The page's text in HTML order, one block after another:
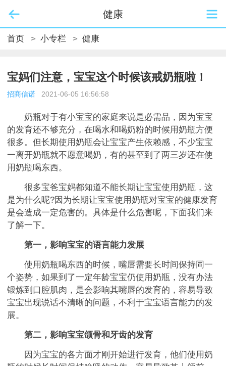
健康
首页 > 小专栏 > 健康
宝妈们注意，宝宝这个时候该戒奶瓶啦！
招商信诺 2021-06-05 16:56:58
奶瓶对于有小宝宝的家庭来说是必需品，因为宝宝
的发育还不够充分，在喝水和喝奶粉的时候用奶瓶方便
很多。但长期使用奶瓶会让宝宝产生依赖感，不少宝宝
一离开奶瓶就不愿意喝奶，有的甚至到了两三岁还在使
用奶瓶喝东西。
很多宝爸宝妈都知道不能长期让宝宝使用奶瓶，这
是为什么呢?因为长期让宝宝使用奶瓶对宝宝的健康发育
是会造成一定危害的。具体是什么危害呢，下面我们来
了解一下。
第一，影响宝宝的语言能力发展
使用奶瓶喝东西的时候，嘴唇需要长时间保持同一
个姿势，如果到了一定年龄宝宝仍使用奶瓶，没有办法
锻炼到口腔肌肉，是会影响其嘴唇的发育的，容易导致
宝宝出现说话不清晰的问题，不利于宝宝语言能力的发
展。
第二，影响宝宝颌骨和牙齿的发育
因为宝宝的各方面才刚开始进行发育，他们使用奶